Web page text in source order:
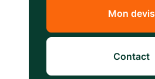
Mon devis
Contact